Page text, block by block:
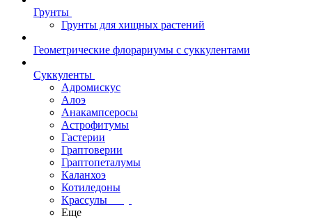
Грунты
Грунты для хищных растений
Геометрические флорариумы с суккулентами
Суккуленты
Адромискус
Алоэ
Анакампсеросы
Астрофитумы
Гастерии
Граптоверии
Граптопеталумы
Каланхоэ
Котиледоны
Крассулы
Еще